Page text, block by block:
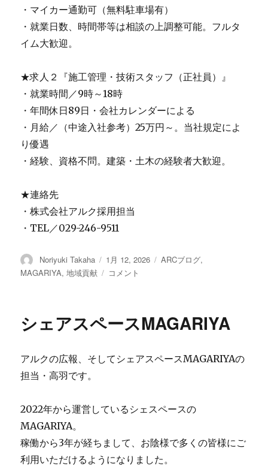
・マイカー通勤可（無料駐車場有）
・就業日数、時間帯等は相談の上調整可能。フルタ
イム大歓迎。
★求人２『施工管理・技術スタッフ（正社員）』
・就業時間／9時～18時
・年間休日89日・会社カレンダーによる
・月給／（中途入社参考）25万円～。当社規定によ
り優遇
・経験、資格不問。建築・土木の経験者大歓迎。
★連絡先
・株式会社アルク採用担当
・TEL／029-246-9511
投
稿
Noriyuki Takaha
投
稿
1月 12, 2026
カ
ARCブログ,
MAGARIYA,地域貢献
2026『人
縁』
コメント
シェアスペースMAGARIYA
アルクの広報、そしてシェアスペースMAGARIYAの
担当・高羽です。
2022年から運営しているシェスペースの
MAGARIYA。
稼働から3年が経ちまして、お陰様で多くの皆様にご
利用いただけるようになりました。